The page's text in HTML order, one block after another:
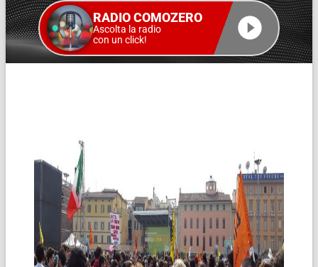
RADIO COMOZERO
Ascolta la radio
con un click!